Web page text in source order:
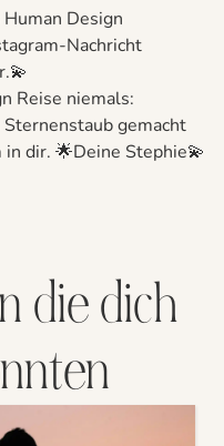
Design
Nachricht
Reise niemals:
gemacht
dir. 🌟Deine Stephie💫
die dich